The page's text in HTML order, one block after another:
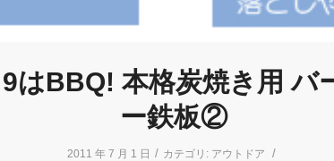
はBBQ! 本格炭焼き用 バ
ー鉄板②
2011 年 7 月 1 日 / カテゴリ: アウトドア /